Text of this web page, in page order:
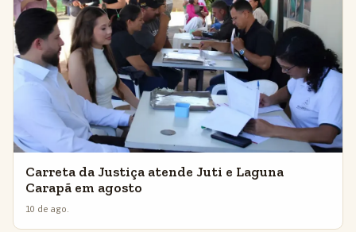
Carreta da Justiça atende Juti e Laguna
Carapã em agosto
10 de ago.